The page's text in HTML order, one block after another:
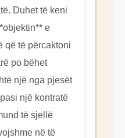
Duhet të keni
e
që të përcaktoni
po bëhet
një nga pjesët
një kontratë
të sjellë
në të